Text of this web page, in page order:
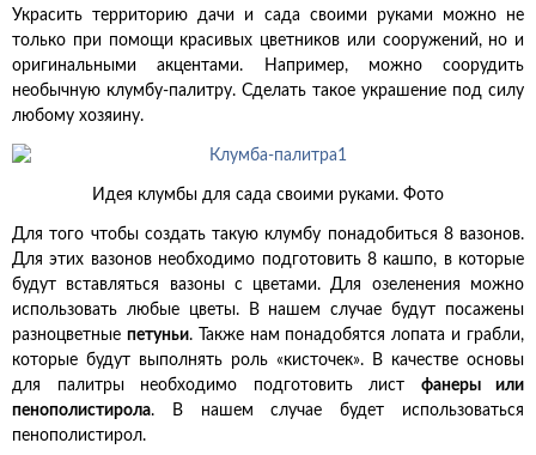
Украсить территорию дачи и сада своими руками можно не
только при помощи красивых цветников или сооружений, но и
оригинальными акцентами. Например, можно соорудить
необычную клумбу-палитру. Сделать такое украшение под силу
любому хозяину.
Идея клумбы для сада своими руками. Фото
Для того чтобы создать такую клумбу понадобиться 8 вазонов.
Для этих вазонов необходимо подготовить 8 кашпо, в которые
будут вставляться вазоны с цветами. Для озеленения можно
использовать любые цветы. В нашем случае будут посажены
разноцветные петуньи. Также нам понадобятся лопата и грабли,
которые будут выполнять роль «кисточек». В качестве основы
для палитры необходимо подготовить лист фанеры или
пенополистирола. В нашем случае будет использоваться
пенополистирол.